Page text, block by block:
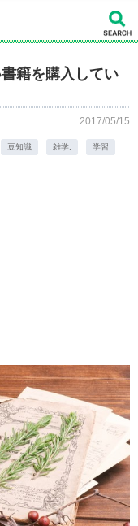
籍を購入してい
2017/05/15
豆知識 雑学. 学習